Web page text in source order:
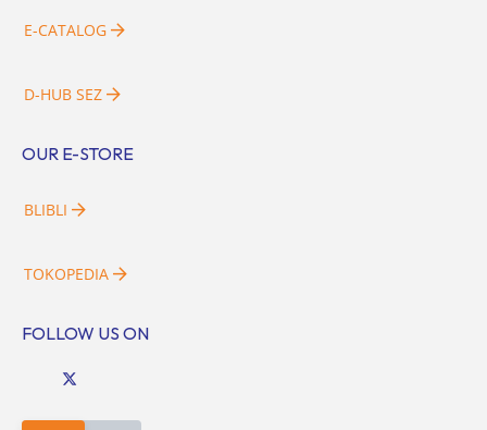
E-CATALOG
D-HUB SEZ
OUR E-STORE
BLIBLI
TOKOPEDIA
FOLLOW US ON